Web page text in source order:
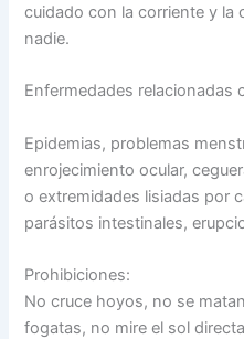
cuidado con la corriente y la
nadie.
Enfermedades relacionadas
Epidemias, problemas
enrojecimiento ocular,
o extremidades lisiadas por
parásitos intestinales,
Prohibiciones:
No cruce hoyos, no se
fogatas, no mire el sol